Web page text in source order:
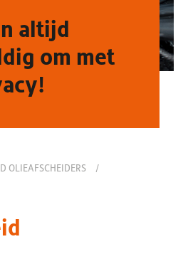
altijd
om met
OLIEAFSCHEIDERS
/